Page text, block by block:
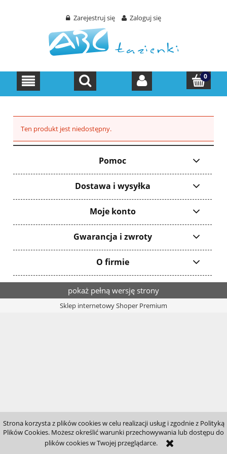
Strona korzysta z plików cookies w celu realizacji usług i zgodnie z Polityką
Plików Cookies. Możesz określić warunki przechowywania lub dostępu do
plików cookies w Twojej przeglądarce.
Zarejestruj się Zaloguj się
Ten produkt jest niedostępny.
Pomoc
Dostawa i wysyłka
Moje konto
Gwarancja i zwroty
O firmie
pokaż pełną wersję strony
Sklep internetowy Shoper Premium